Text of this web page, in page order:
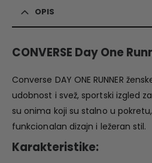
OPIS
CONVERSE Day One
Converse DAY ONE RUNNER
udobnost i svež, sportski izgled
su onima koji su stalno u
funkcionalan dizajn i ležeran stil.
Karakteristike: